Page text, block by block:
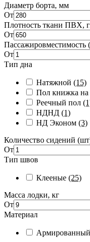
Диаметр борта, мм
От
Плотность ткани ПВХ,
От
Пассажировместимость
От
Тип дна
Натяжной (15)
Пол книжка на
Реечный пол
НДНД (1)
НД Эконом (3)
Количество сидений
От
Тип швов
Клееные (25)
Масса лодки, кг
От
Материал